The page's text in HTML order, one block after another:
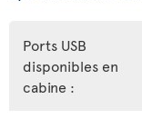
Ports USB
disponibles en
cabine :